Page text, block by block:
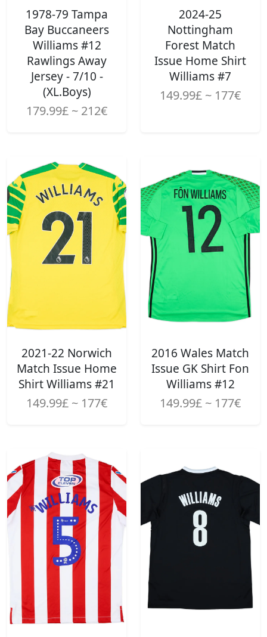
1978-79 Tampa
Bay Buccaneers
Williams #12
Rawlings Away
Jersey - 7/10 -
(XL.Boys)
179.99£ ~ 212€
2024-25
Nottingham
Forest Match
Issue Home Shirt
Williams #7
149.99£ ~ 177€
2021-22 Norwich
Match Issue Home
Shirt Williams #21
149.99£ ~ 177€
2016 Wales Match
Issue GK Shirt Fon
Williams #12
149.99£ ~ 177€